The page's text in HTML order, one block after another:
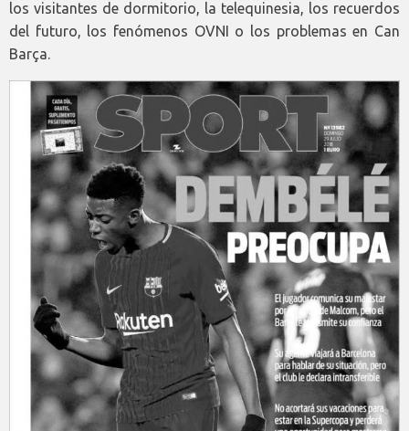
los visitantes de dormitorio, la telequinesia, los recuerdos
del futuro, los fenómenos OVNI o los problemas en Can
Barça.